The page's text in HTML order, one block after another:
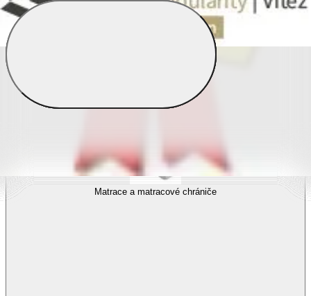
Povlečení s fototiskem
Výhodné sady
Matrace a matracové chrániče